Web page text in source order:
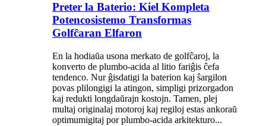
Preter la Baterio: Kiel Kompleta
Potencosistemo Transformas
Golfĉaran Elfaron
En la hodiaŭa usona merkato de golfĉaroj, la
konverto de plumbo-acida al litio fariĝis ĉefa
tendenco. Nur ĝisdatigi la baterion kaj ŝargilon
povas plilongigi la atingon, simpligi prizorgadon
kaj redukti longdaŭrajn kostojn. Tamen, plej
multaj originalaj motoroj kaj regiloj estas ankoraŭ
optimumigitaj por plumbo-acida arkitekturo...